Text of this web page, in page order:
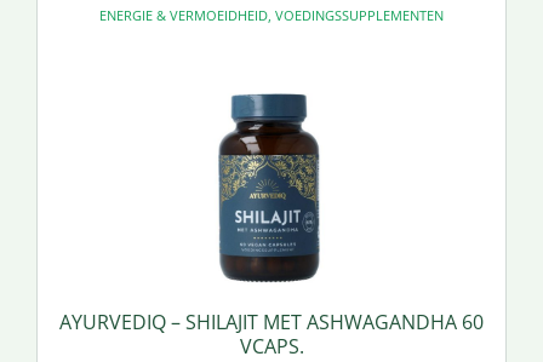
ENERGIE & VERMOEIDHEID, VOEDINGSSUPPLEMENTEN
AYURVEDIQ – SHILAJIT MET ASHWAGANDHA 60
VCAPS.